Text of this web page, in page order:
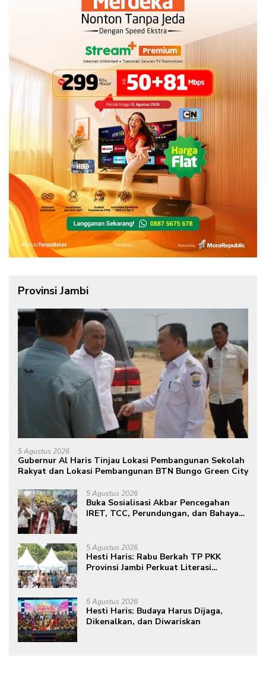
Provinsi Jambi
5 Agustus 2026
Gubernur Al Haris Tinjau Lokasi Pembangunan Sekolah
Rakyat dan Lokasi Pembangunan BTN Bungo Green City
5 Agustus 2026
Buka Sosialisasi Akbar Pencegahan
IRET, TCC, Perundungan, dan Bahaya
masa depan sudah ada di tangan”
5 Agustus 2026
Hesti Haris: Rabu Berkah TP PKK
Provinsi Jambi Perkuat Literasi
5 Agustus 2026
Hesti Haris: Budaya Harus Dijaga,
Dikenalkan, dan Diwariskan